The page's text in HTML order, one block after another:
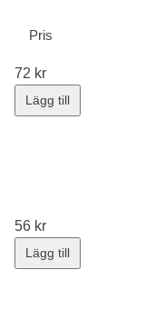
Pris
72 kr
Lägg till
56 kr
Lägg till